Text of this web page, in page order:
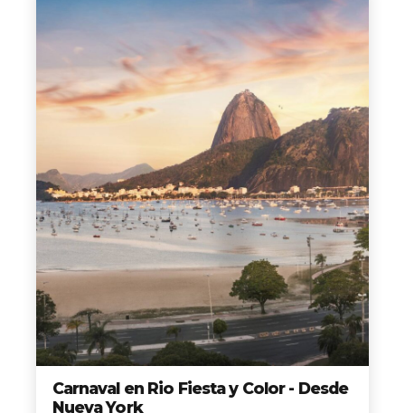
Rio deJaneiro
Elije los mejores tours, mas completos, a los
mejores precios y a los destinos mas hermosos del
Mundo.
Reservar hoy y no te quedes con las ganas de viajar
con nosotros
Travelonica te hace el Tour de tus Sueños realidad.
Carnaval en Rio Fiesta y Color - Desde
Nueva York